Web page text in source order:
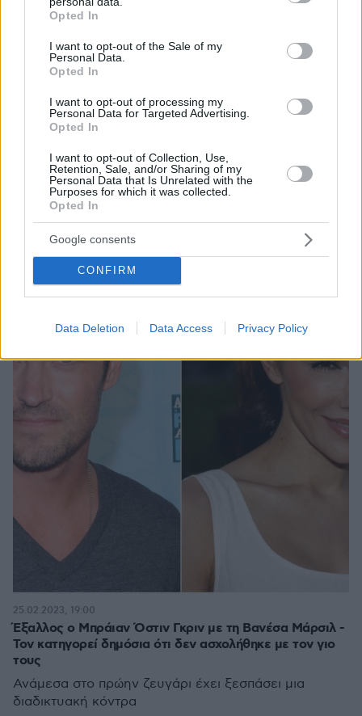
grant or deny consent to Google and its third-party tags to
use your data for below specified purposes in below Google
consent section.
Opted In
I want to opt-out of the Sale of my
Personal Data.
Opted In
I want to opt-out of processing my
Personal Data for Targeted Advertising.
Opted In
I want to opt-out of Collection, Use,
Retention, Sale, and/or Sharing of my
Personal Data that Is Unrelated with the
Purposes for which it was collected.
Opted In
Google consents
CONFIRM
Data Deletion Data Access Privacy Policy
Η αλλαγή που έκανε στην εμφάνισή του ο Μπράιαν
Όστιν Γκριν
Δείτε την ανάρτηση του ηθοποιού στο Instagram
06.08.2023, 10:45 1
Έξαλλος ο Μπράιαν Όστιν Γκριν με τη Βανέσα Μάρσιλ -
Τον κατηγορεί δημόσια ότι δεν ασχολήθηκε με τον γιο
τους
Ανάμεσα στο πρώην ζευγάρι έχει ξεσπάσει μια
διαδικτυακή κόντρα
25.02.2023, 19:00